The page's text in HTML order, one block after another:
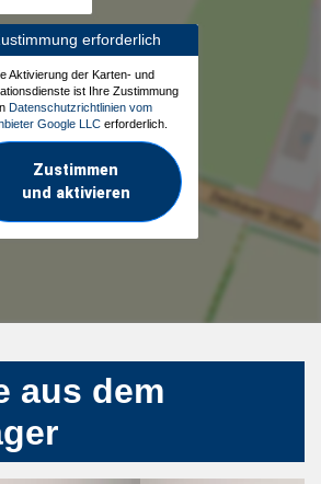
erforderlich
Aktivierung der Karten- und
ist Ihre Zustimmung
Datenschutzrichtlinien vom
Google LLC erforderlich.
Zustimmen
und aktivieren
aus dem